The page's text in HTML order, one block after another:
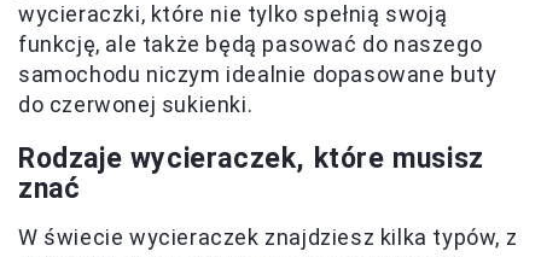
wycieraczki, które nie tylko spełnią swoją
funkcję, ale także będą pasować do naszego
samochodu niczym idealnie dopasowane buty
do czerwonej sukienki.
Rodzaje wycieraczek, które musisz
znać
W świecie wycieraczek znajdziesz kilka typów, z